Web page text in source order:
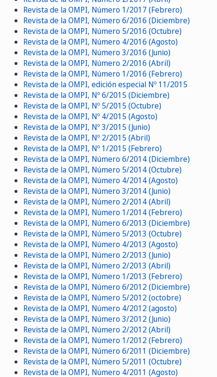
Revista de la OMPI, Número 1/2017 (Febrero)
Revista de la OMPI, Número 6/2016 (Diciembre)
Revista de la OMPI, Número 5/2016 (Octubre)
Revista de la OMPI, Número 4/2016 (Agosto)
Revista de la OMPI, Número 3/2016 (Junio)
Revista de la OMPI, Número 2/2016 (Abril)
Revista de la OMPI, Número 1/2016 (Febrero)
Revista de la OMPI, edición especial Nº 11/2015
Revista de la OMPI, Nº 6/2015 (Diciembre)
Revista de la OMPI, Nº 5/2015 (Octubre)
Revista de la OMPI, Nº 4/2015 (Agosto)
Revista de la OMPI, Nº 3/2015 (Junio)
Revista de la OMPI, Nº 2/2015 (Abril)
Revista de la OMPI, Nº 1/2015 (Febrero)
Revista de la OMPI, Número 6/2014 (Diciembre)
Revista de la OMPI, Número 5/2014 (Octubre)
Revista de la OMPI, Número 4/2014 (Agosto)
Revista de la OMPI, Número 3/2014 (Junio)
Revista de la OMPI, Número 2/2014 (Abril)
Revista de la OMPI, Número 1/2014 (Febrero)
Revista de la OMPI, Número 6/2013 (Diciembre)
Revista de la OMPI, Número 5/2013 (Octubre)
Revista de la OMPI, Número 4/2013 (Agosto)
Revista de la OMPI, Número 2/2013 (Junio)
Revista de la OMPI, Número 2/2013 (Abril)
Revista de la OMPI, Número 1/2013 (Febrero)
Revista de la OMPI, Número 6/2012 (Diciembre)
Revista de la OMPI, Número 5/2012 (octobre)
Revista de la OMPI, Número 4/2012 (agosto)
Revista de la OMPI, Número 3/2012 (Junio)
Revista de la OMPI, Número 2/2012 (Abril)
Revista de la OMPI, Número 1/2012 (Febrero)
Revista de la OMPI, Número 6/2011 (Diciembre)
Revista de la OMPI, Número 5/2011 (Octubre)
Revista de la OMPI, Número 4/2011 (Agosto)